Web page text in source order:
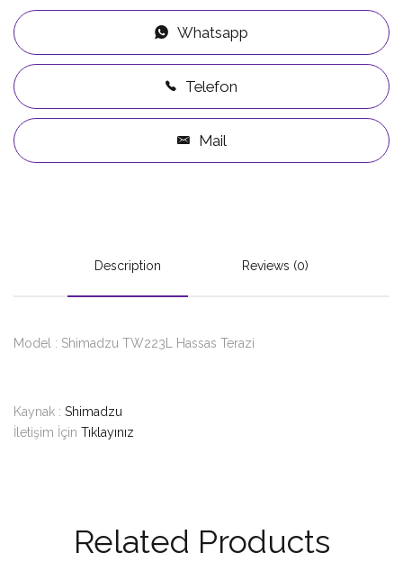
Whatsapp
Telefon
Mail
Description Reviews (0)
Model : Shimadzu TW223L Hassas Terazi
Kaynak : Shimadzu
İletişim İçin Tıklayınız
Related Products